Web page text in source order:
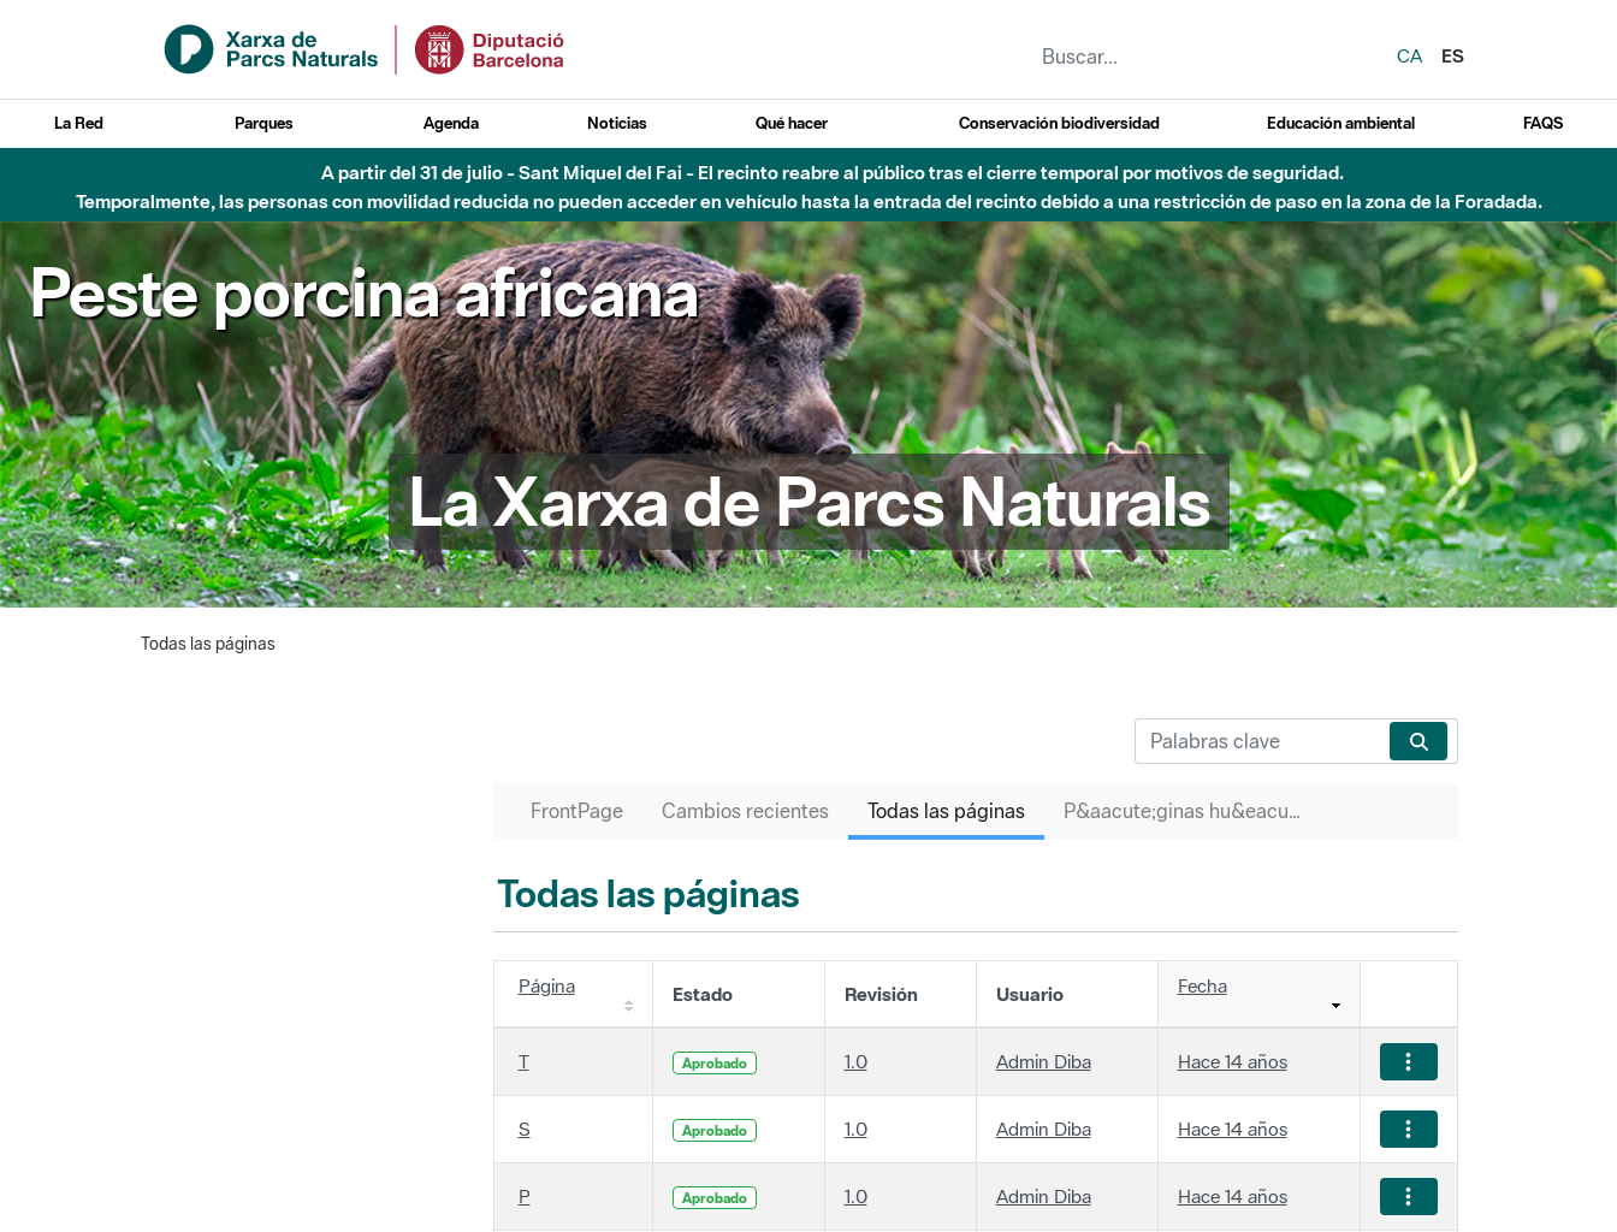
Saltar al contenido principal
CA
ES
La Red Parques Agenda Noticias Qué hacer Conservación biodiversidad Educación ambiental FAQS
A partir del 31 de julio - Sant Miquel del Fai - El recinto reabre al público tras el cierre temporal por motivos de seguridad.
Temporalmente, las personas con movilidad reducida no pueden acceder en vehículo hasta la entrada del recinto debido a una restricción de paso en la zona de la Foradada.
Peste porcina africana
La Xarxa de Parcs Naturals
Todas las páginas
FrontPage Cambios recientes Todas las páginas P&aacute;ginas hu&eacute;rfanas
Todas las páginas
Página Estado Revisión Usuario Fecha
T Aprobado 1.0 Admin Diba Hace 14 años
S Aprobado 1.0 Admin Diba Hace 14 años
P Aprobado 1.0 Admin Diba Hace 14 años